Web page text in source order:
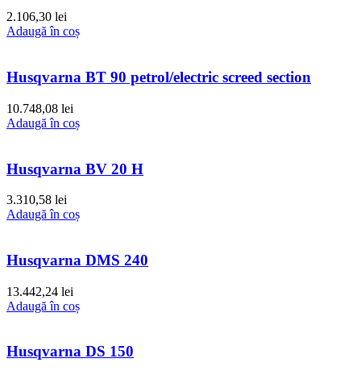
2.106,30 lei
Adaugă în coș
Husqvarna BT 90 petrol/electric screed section
10.748,08 lei
Adaugă în coș
Husqvarna BV 20 H
3.310,58 lei
Adaugă în coș
Husqvarna DMS 240
13.442,24 lei
Adaugă în coș
Husqvarna DS 150